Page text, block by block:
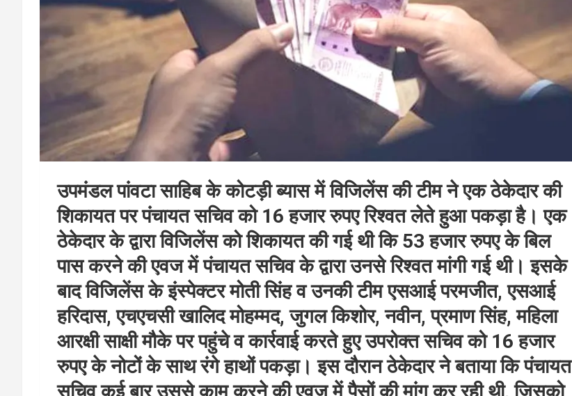
उपमंडल पांवटा साहिब के कोटड़ी ब्यास में विजिलेंस की टीम ने एक ठेकेदार की
शिकायत पर पंचायत सचिव को 16 हजार रुपए रिश्वत लेते हुआ पकड़ा है। एक
ठेकेदार के द्वारा विजिलेंस को शिकायत की गई थी कि 53 हजार रुपए के बिल
पास करने की एवज में पंचायत सचिव के द्वारा उनसे रिश्वत मांगी गई थी। इसके
बाद विजिलेंस के इंस्पेक्टर मोती सिंह व उनकी टीम एसआई परमजीत, एसआई
हरिदास, एचएचसी खालिद मोहम्मद, जुगल किशोर, नवीन, प्रमाण सिंह, महिला
आरक्षी साक्षी मौके पर पहुंचे व कार्रवाई करते हुए उपरोक्त सचिव को 16 हजार
रुपए के नोटों के साथ रंगे हाथों पकड़ा। इस दौरान ठेकेदार ने बताया कि पंचायत